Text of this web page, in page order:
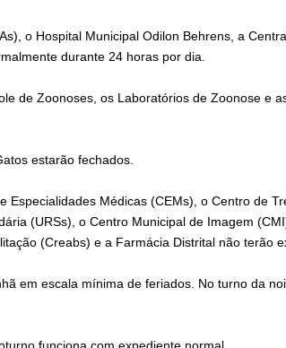
o Hospital Municipal Odilon Behrens, a
durante 24 horas por dia.
de Zoonoses, os Laboratórios de Zoonose e
estarão fechados.
Especialidades Médicas (CEMs), o Centro de
(URSs), o Centro Municipal de Imagem
(Creabs) e a Farmácia Distrital não terão
em escala mínima de feriados. No turno da